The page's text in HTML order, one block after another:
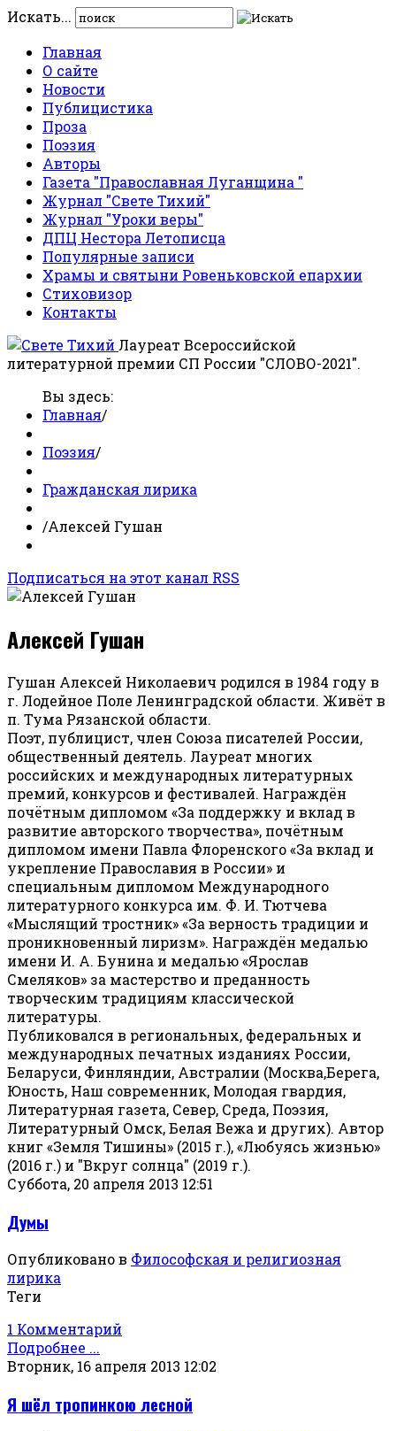
Искать...
Главная
О сайте
Новости
Публицистика
Проза
Поэзия
Авторы
Газета "Православная Луганщина "
Журнал "Свете Тихий"
Журнал "Уроки веры"
ДПЦ Нестора Летописца
Популярные записи
Храмы и святыни Ровеньковской епархии
Стиховизор
Контакты
Лауреат Всероссийской
литературной премии СП России "СЛОВО-2021".
Вы здесь:
Главная/
Поэзия/
Гражданская лирика
/Алексей Гушан
Подписаться на этот канал RSS
Алексей Гушан
Гушан Алексей Николаевич родился в 1984 году в
г. Лодейное Поле Ленинградской области. Живёт в
п. Тума Рязанской области.
Поэт, публицист, член Союза писателей России,
общественный деятель. Лауреат многих
российских и международных литературных
премий, конкурсов и фестивалей. Награждён
почётным дипломом «За поддержку и вклад в
развитие авторского творчества», почётным
дипломом имени Павла Флоренского «За вклад и
укрепление Православия в России» и
специальным дипломом Международного
литературного конкурса им. Ф. И. Тютчева
«Мыслящий тростник» «За верность традиции и
проникновенный лиризм». Награждён медалью
имени И. А. Бунина и медалью «Ярослав
Смеляков» за мастерство и преданность
творческим традициям классической
литературы.
Публиковался в региональных, федеральных и
международных печатных изданиях России,
Беларуси, Финляндии, Австралии (Москва,Берега,
Юность, Наш современник, Молодая гвардия,
Литературная газета, Север, Среда, Поэзия,
Литературный Омск, Белая Вежа и других). Автор
книг «Земля Тишины» (2015 г.), «Любуясь жизнью»
(2016 г.) и "Вкруг солнца" (2019 г.).
Суббота, 20 апреля 2013 12:51
Думы
Опубликовано в Философская и религиозная
лирика
Теги
1 Комментарий
Подробнее ...
Вторник, 16 апреля 2013 12:02
Я шёл тропинкою лесной